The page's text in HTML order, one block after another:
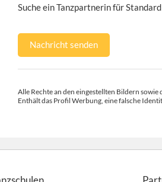
Suche ein Tanzpartnerin für
Nachricht senden
Alle Rechte an den eingestellten Bildern
Enthält das Profil Werbung, eine falsche